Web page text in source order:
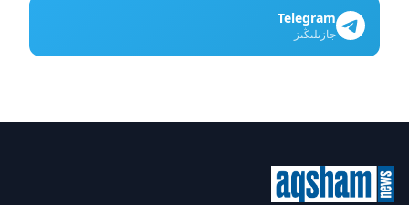
Telegram
جازىلىڭىز